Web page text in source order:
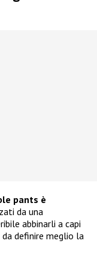
pants è
da una
abbinarli a capi
definire meglio la